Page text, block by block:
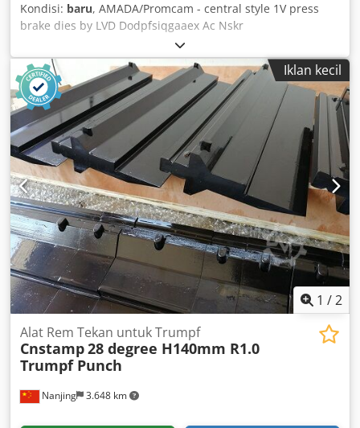
Kondisi: baru, AMADA/Promcam - central style 1V press
brake dies by LVD Dodpfsiqgaaex Ac Nskr
Iklan kecil
1 /2
Nanjing 3.648 km
Alat Rem Tekan untuk Trumpf
Cnstamp28 degree H140mm R1.0
Trumpf Punch